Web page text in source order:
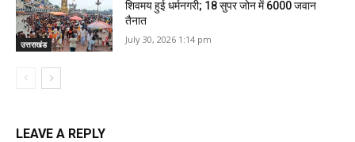
उत्तराखंड
शिवमय हुई धर्मनगरी; 18 सुपर जोन में 6000 जवान
तैनात
July 30, 2026 1:14 pm
LEAVE A REPLY